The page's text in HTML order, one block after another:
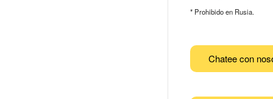
* Prohibido en Rusia.
Chatee con